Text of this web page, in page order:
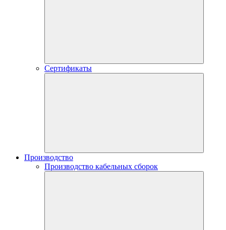
Сертификаты
Производство
Производство кабельных сборок